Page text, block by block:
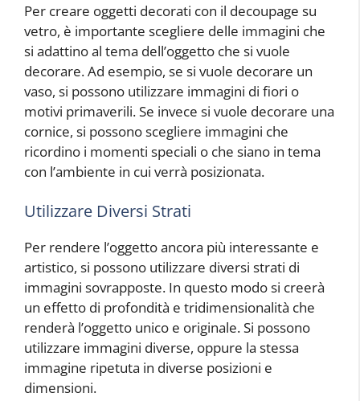
Per creare oggetti decorati con il decoupage su
vetro, è importante scegliere delle immagini che
si adattino al tema dell’oggetto che si vuole
decorare. Ad esempio, se si vuole decorare un
vaso, si possono utilizzare immagini di fiori o
motivi primaverili. Se invece si vuole decorare una
cornice, si possono scegliere immagini che
ricordino i momenti speciali o che siano in tema
con l’ambiente in cui verrà posizionata.
Utilizzare Diversi Strati
Per rendere l’oggetto ancora più interessante e
artistico, si possono utilizzare diversi strati di
immagini sovrapposte. In questo modo si creerà
un effetto di profondità e tridimensionalità che
renderà l’oggetto unico e originale. Si possono
utilizzare immagini diverse, oppure la stessa
immagine ripetuta in diverse posizioni e
dimensioni.